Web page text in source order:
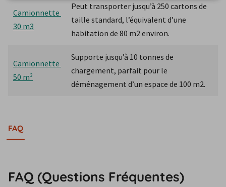
Camionnette
30 m3
Peut transporter jusqu’à 250 cartons de
taille standard, l’équivalent d’une
habitation de 80 m2 environ.
Camionnette
50 m³
Supporte jusqu’à 10 tonnes de
chargement, parfait pour le
déménagement d’un espace de 100 m2.
FAQ
FAQ (Questions Fréquentes)